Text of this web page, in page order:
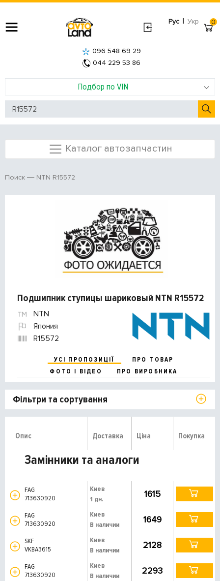
Рус | Укр
Подбор по VIN
096 548 69 29
044 229 53 86
0
Каталог автозапчастин
Поиск NTN R15572
Подшипник ступицы шариковый NTN R15572
NTN
Япония
R15572
УСІ ПРОПОЗИЦІЇ
ПРО ТОВАР
ФОТО І ВІДЕО
ПРО ВИРОБНИКА
Фільтри та сортування
Опис Доставка Ціна Покупка
Замінники та аналоги
FAG
713630920
Киев
1 дн.
1615
FAG
713630920
Киев
В наличии
1649
SKF
VKBA3615
Киев
В наличии
2128
FAG
713630920
Киев
В наличии
2293